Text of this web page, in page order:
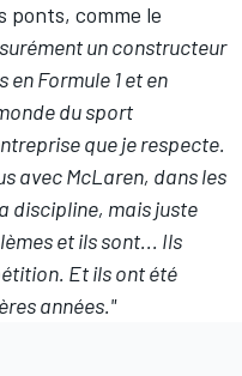
ponts, comme le
un constructeur
Formule 1 et en
du sport
que je respecte.
avec McLaren, dans les
discipline, mais juste
et ils sont... Ils
Et ils ont été
années."